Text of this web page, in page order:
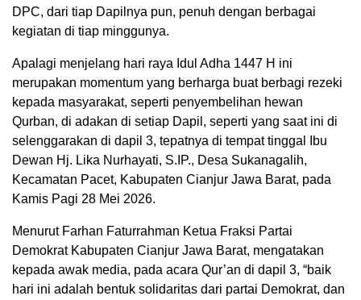
DPC, dari tiap Dapilnya pun, penuh dengan berbagai
kegiatan di tiap minggunya.
Apalagi menjelang hari raya Idul Adha 1447 H ini
merupakan momentum yang berharga buat berbagi rezeki
kepada masyarakat, seperti penyembelihan hewan
Qurban, di adakan di setiap Dapil, seperti yang saat ini di
selenggarakan di dapil 3, tepatnya di tempat tinggal Ibu
Dewan Hj. Lika Nurhayati, S.IP., Desa Sukanagalih,
Kecamatan Pacet, Kabupaten Cianjur Jawa Barat, pada
Kamis Pagi 28 Mei 2026.
Menurut Farhan Faturrahman Ketua Fraksi Partai
Demokrat Kabupaten Cianjur Jawa Barat, mengatakan
kepada awak media, pada acara Qur’an di dapil 3, “baik
hari ini adalah bentuk solidaritas dari partai Demokrat, dan